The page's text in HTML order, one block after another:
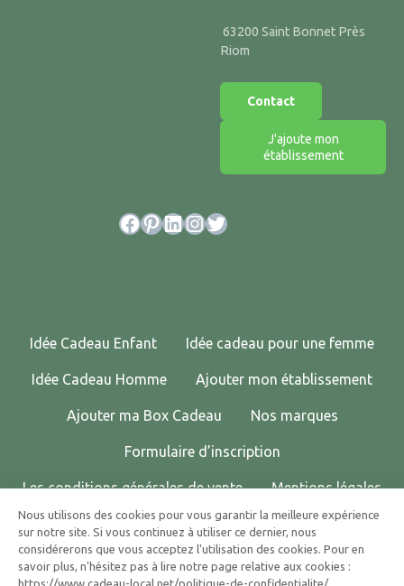
63200 Saint Bonnet Près
Riom
Contact
J'ajoute mon
établissement
Facebook Pinterest LinkedIn InstagramTwitter
Idée Cadeau Enfant Idée cadeau pour une femme
Idée Cadeau Homme Ajouter mon établissement
Ajouter ma Box Cadeau Nos marques
Formulaire d’inscription
Les conditions générales de vente Mentions légales
Politique de confidentialité Contactez-nous !
© 2025 CADEAU LOCAL TOUS DROITS RÉSERVÉS.
Nous utilisons des cookies pour vous garantir la meilleure expérience
sur notre site. Si vous continuez à utiliser ce dernier, nous
considérerons que vous acceptez l'utilisation des cookies. Pour en
savoir plus, n'hésitez pas à lire notre page relative aux cookies :